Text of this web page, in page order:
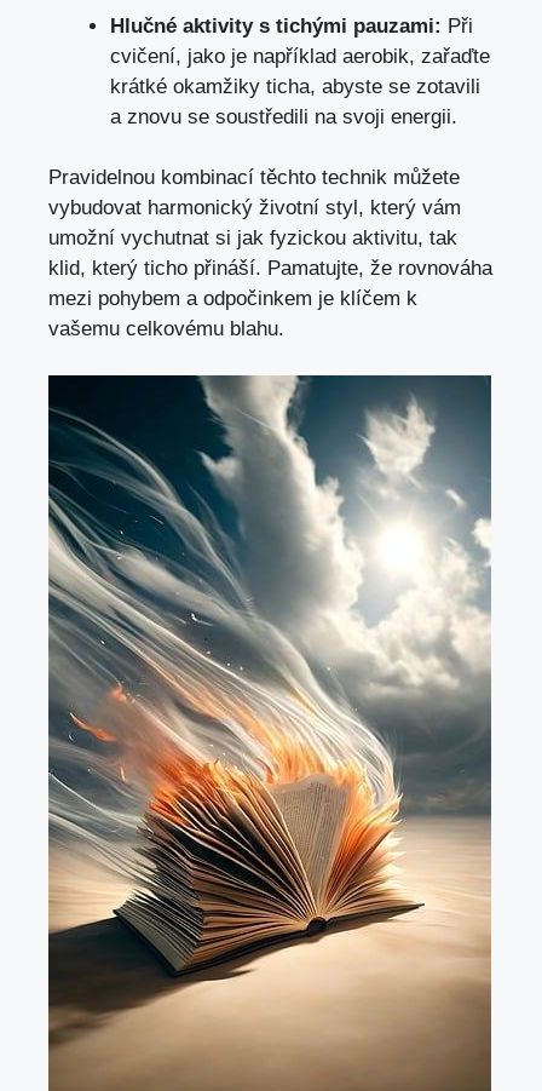
Hlučné aktivity s tichými pauzami: Při
cvičení, jako je například aerobik, zařaďte
krátké okamžiky ticha, abyste se zotavili
a znovu se soustředili na ⁤svoji energii.
Pravidelnou kombinací těchto technik můžete
vybudovat harmonický životní styl, který vám
umožní vychutnat si jak fyzickou aktivitu, tak
klid, který⁤ ticho přináší. ‍Pamatujte,​ že rovnováha
mezi pohybem a odpočinkem je klíčem k
vašemu celkovému blahu.